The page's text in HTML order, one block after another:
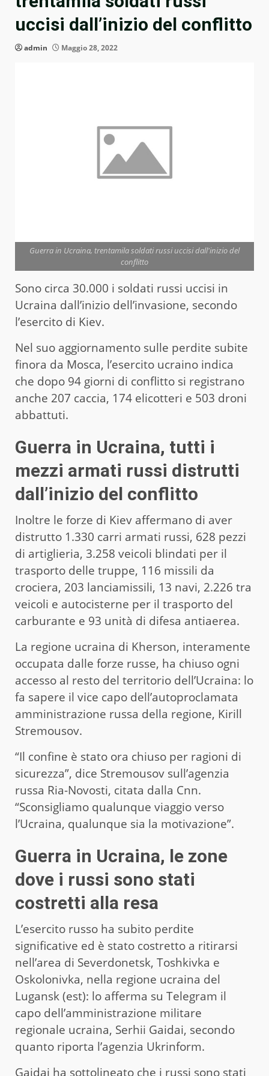
uccisi dall’inizio del conflitto
admin Maggio 28, 2022
Guerra in Ucraina, trentamila soldati russi uccisi dall'inizio del
conflitto
Sono circa 30.000 i soldati russi uccisi in
Ucraina dall’inizio dell’invasione, secondo
l’esercito di Kiev.
Nel suo aggiornamento sulle perdite subite
finora da Mosca, l’esercito ucraino indica
che dopo 94 giorni di conflitto si registrano
anche 207 caccia, 174 elicotteri e 503 droni
abbattuti.
Guerra in Ucraina, tutti i
mezzi armati russi distrutti
dall’inizio del conflitto
Inoltre le forze di Kiev affermano di aver
distrutto 1.330 carri armati russi, 628 pezzi
di artiglieria, 3.258 veicoli blindati per il
trasporto delle truppe, 116 missili da
crociera, 203 lanciamissili, 13 navi, 2.226 tra
veicoli e autocisterne per il trasporto del
carburante e 93 unità di difesa antiaerea.
La regione ucraina di Kherson, interamente
occupata dalle forze russe, ha chiuso ogni
accesso al resto del territorio dell’Ucraina: lo
fa sapere il vice capo dell’autoproclamata
amministrazione russa della regione, Kirill
Stremousov.
“Il confine è stato ora chiuso per ragioni di
sicurezza”, dice Stremousov sull’agenzia
russa Ria-Novosti, citata dalla Cnn.
“Sconsigliamo qualunque viaggio verso
l’Ucraina, qualunque sia la motivazione”.
Guerra in Ucraina, le zone
dove i russi sono stati
costretti alla resa
L’esercito russo ha subito perdite
significative ed è stato costretto a ritirarsi
nell’area di Severdonetsk, Toshkivka e
Oskolonivka, nella regione ucraina del
Lugansk (est): lo afferma su Telegram il
capo dell’amministrazione militare
regionale ucraina, Serhii Gaidai, secondo
quanto riporta l’agenzia Ukrinform.
Gaidai ha sottolineato che i russi sono stati